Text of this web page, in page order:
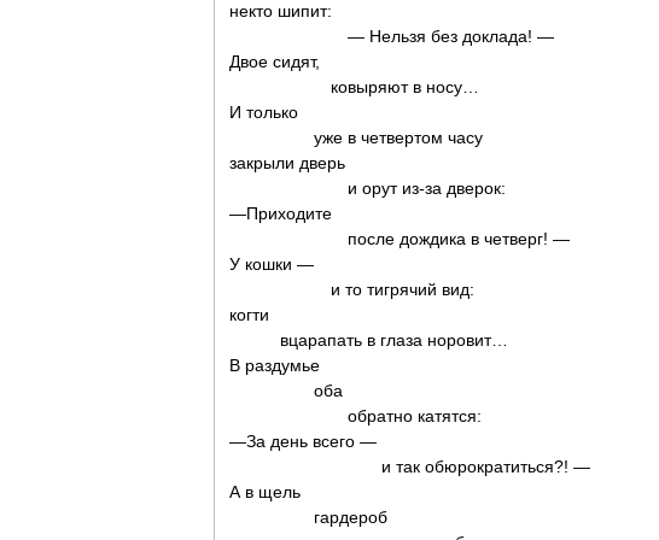
некто шипит:
— Нельзя без доклада! —
Двое сидят,
ковыряют в носу…
И только
уже в четвертом часу
закрыли дверь
и орут из-за дверок:
—Приходите
после дождика в четверг! —
У кошки —
и то тигрячий вид:
когти
вцарапать в глаза норовит…
В раздумье
оба
обратно катятся:
—За день всего —
и так обюрократиться?! —
А в щель
гардероб